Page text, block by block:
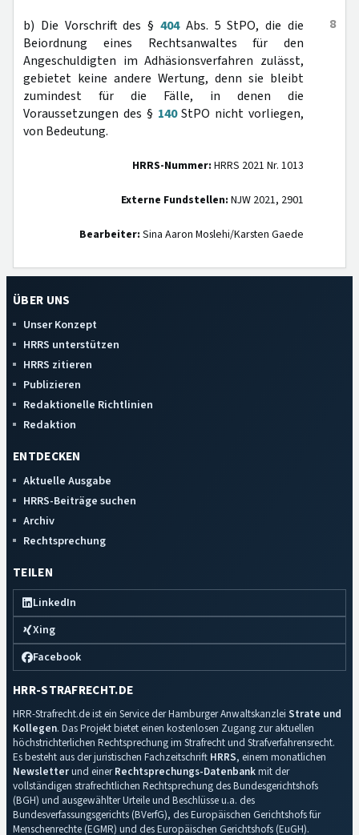
8
b) Die Vorschrift des § 404Abs. 5 StPO, die die
Beiordnung eines Rechtsanwaltes für den
Angeschuldigten im Adhäsionsverfahren zulässt,
gebietet keine andere Wertung, denn sie bleibt
zumindest für die Fälle, in denen die
Voraussetzungen des § 140StPO nicht vorliegen,
von Bedeutung.
HRRS-Nummer: HRRS 2021 Nr. 1013
Externe Fundstellen: NJW 2021, 2901
Bearbeiter: Sina Aaron Moslehi/Karsten Gaede
ÜBER UNS
Unser Konzept
HRRS unterstützen
HRRS zitieren
Publizieren
Redaktionelle Richtlinien
Redaktion
ENTDECKEN
Aktuelle Ausgabe
HRRS-Beiträge suchen
Archiv
Rechtsprechung
TEILEN
LinkedIn
Xing
Facebook
HRR-STRAFRECHT.DE
HRR-Strafrecht.de ist ein Service der Hamburger Anwaltskanzlei Strate und
Kollegen. Das Projekt bietet einen kostenlosen Zugang zur aktuellen
höchstrichterlichen Rechtsprechung im Strafrecht und Strafverfahrensrecht.
Es besteht aus der juristischen Fachzeitschrift HRRS, einem monatlichen
Newsletterund einerRechtsprechungs-Datenbankmit der
vollständigen strafrechtlichen Rechtsprechung des Bundesgerichtshofs
(BGH) und ausgewählter Urteile und Beschlüsse u.a. des
Bundesverfassungsgerichts (BVerfG), des Europäischen Gerichtshofs für
Menschenrechte (EGMR) und des Europäischen Gerichtshofs (EuGH).